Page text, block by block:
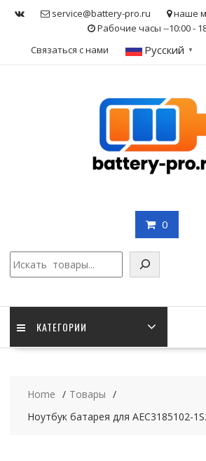
service@battery-pro.ru
наше
Рабочие часы --10:00 -
Связаться с нами
Русский ▼
0
КАТЕГОРИИ
Home
Товары
Ноутбук батарея для AEC3185102-